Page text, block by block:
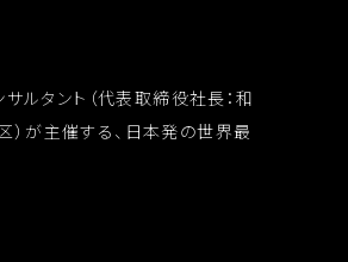
ルタント（代表取締役社長：和
）が主催する、日本発の世界最